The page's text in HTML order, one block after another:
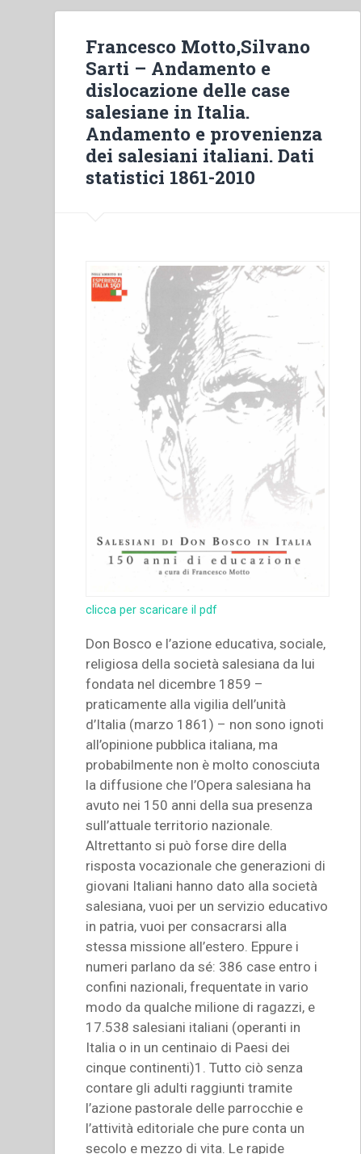
Francesco Motto,Silvano
Sarti – Andamento e
dislocazione delle case
salesiane in Italia.
Andamento e provenienza
dei salesiani italiani. Dati
statistici 1861-2010
clicca per scaricare il pdf
Don Bosco e l’azione educativa, sociale,
religiosa della società salesiana da lui
fondata nel dicembre 1859 –
praticamente alla vigilia dell’unità
d’Italia (marzo 1861) – non sono ignoti
all’opinione pubblica italiana, ma
probabilmente non è molto conosciuta
la diffusione che l’Opera salesiana ha
avuto nei 150 anni della sua presenza
sull’attuale territorio nazionale.
Altrettanto si può forse dire della
risposta vocazionale che generazioni di
giovani Italiani hanno dato alla società
salesiana, vuoi per un servizio educativo
in patria, vuoi per consacrarsi alla
stessa missione all’estero. Eppure i
numeri parlano da sé: 386 case entro i
confini nazionali, frequentate in vario
modo da qualche milione di ragazzi, e
17.538 salesiani italiani (operanti in
Italia o in un centinaio di Paesi dei
cinque continenti)1. Tutto ciò senza
contare gli adulti raggiunti tramite
l’azione pastorale delle parrocchie e
l’attività editoriale che pure conta un
secolo e mezzo di vita. Le rapide